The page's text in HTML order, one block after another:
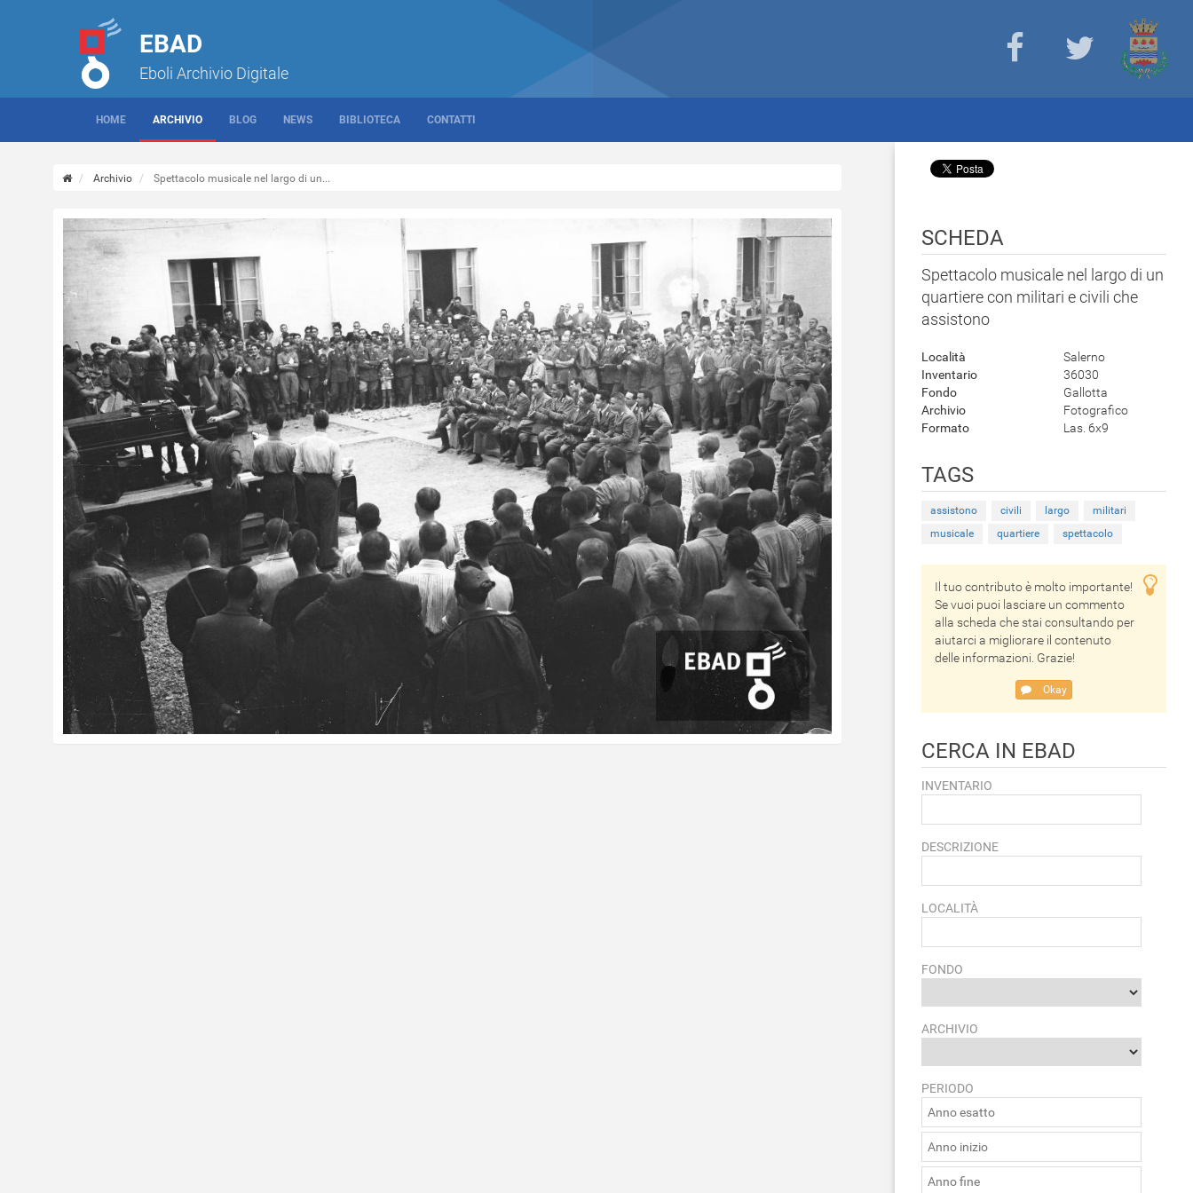
EBAD
Eboli Archivio Digitale
HOME ARCHIVIO BLOG NEWS BIBLIOTECA CONTATTI
Archivio Spettacolo musicale nel largo di un...
SCHEDA
Spettacolo musicale nel largo di un
quartiere con militari e civili che
assistono
Località
Salerno
Inventario
36030
Fondo
Gallotta
Archivio
Fotografico
Formato
Las. 6x9
TAGS
assistono civili largo
militari
musicale
quartiere spettacolo
Il tuo contributo è molto importante!
Se vuoi puoi lasciare un commento
alla scheda che stai consultando per
aiutarci a migliorare il contenuto
delle informazioni. Grazie!
Okay
CERCA IN EBAD
INVENTARIO
DESCRIZIONE
LOCALITÀ
FONDO
ARCHIVIO
PERIODO